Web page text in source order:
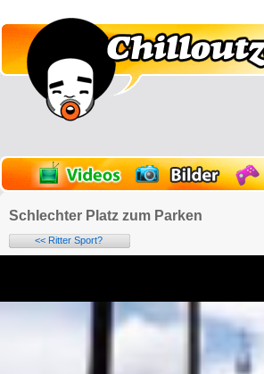
Schlechter Platz zum Parken
<< Ritter Sport?